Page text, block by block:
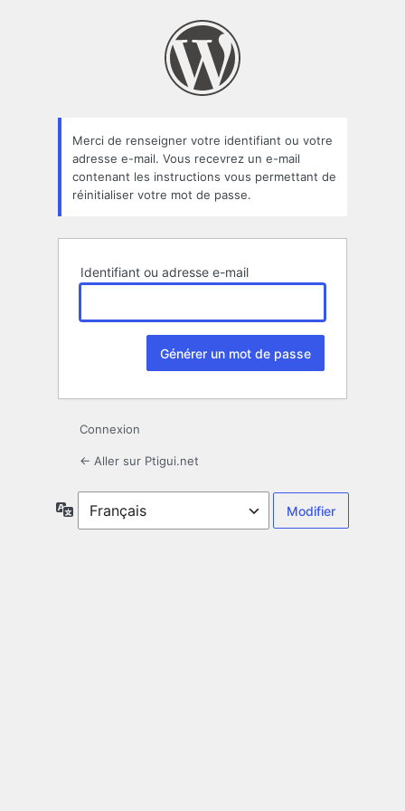
oublié
Merci de renseigner votre identifiant ou votre
adresse e-mail. Vous recevrez un e-mail
contenant les instructions vous permettant de
réinitialiser votre mot de passe.
Identifiant ou adresse e-mail
Connexion
← Aller sur Ptigui.net
Langue